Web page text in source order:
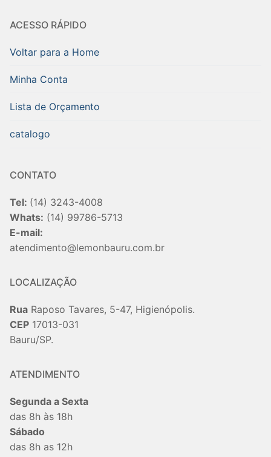
ACESSO RÁPIDO
Voltar para a Home
Minha Conta
Lista de Orçamento
catalogo
CONTATO
Tel: (14) 3243-4008
Whats: (14) 99786-5713
E-mail:
atendimento@lemonbauru.com.br
LOCALIZAÇÃO
Rua Raposo Tavares, 5-47, Higienópolis.
CEP 17013-031
Bauru/SP.
ATENDIMENTO
Segunda a Sexta
das 8h às 18h
Sábado
das 8h as 12h